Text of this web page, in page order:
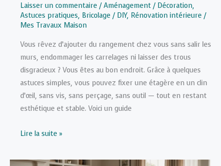
Laisser un commentaire /Aménagement / Décoration,
Astuces pratiques, Bricolage / DIY, Rénovation intérieure /
Mes Travaux Maison
Vous rêvez d’ajouter du rangement chez vous sans salir les
murs, endommager les carrelages ni laisser des trous
disgracieux ? Vous êtes au bon endroit. Grâce à quelques
astuces simples, vous pouvez fixer une étagère en un clin
d’œil, sans vis, sans perçage, sans outil — tout en restant
esthétique et stable. Voici un guide
Comment
une
Lire la suite »